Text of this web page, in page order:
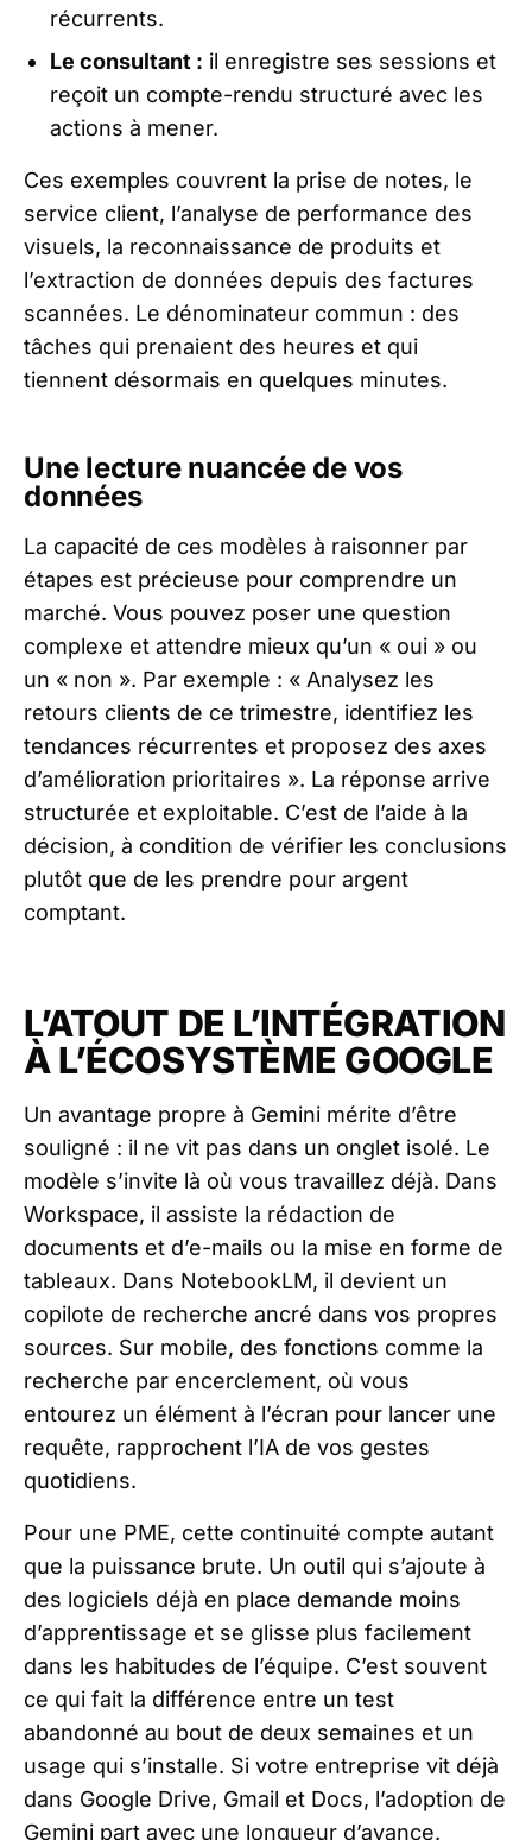
récurrents.
Le consultant : il enregistre ses sessions et
reçoit un compte-rendu structuré avec les
actions à mener.
Ces exemples couvrent la prise de notes, le
service client, l’analyse de performance des
visuels, la reconnaissance de produits et
l’extraction de données depuis des factures
scannées. Le dénominateur commun : des
tâches qui prenaient des heures et qui
tiennent désormais en quelques minutes.
Une lecture nuancée de vos
données
La capacité de ces modèles à raisonner par
étapes est précieuse pour comprendre un
marché. Vous pouvez poser une question
complexe et attendre mieux qu’un « oui » ou
un « non ». Par exemple : « Analysez les
retours clients de ce trimestre, identifiez les
tendances récurrentes et proposez des axes
d’amélioration prioritaires ». La réponse arrive
structurée et exploitable. C’est de l’aide à la
décision, à condition de vérifier les conclusions
plutôt que de les prendre pour argent
comptant.
L’ATOUT DE L’INTÉGRATION
À L’ÉCOSYSTÈME GOOGLE
Un avantage propre à Gemini mérite d’être
souligné : il ne vit pas dans un onglet isolé. Le
modèle s’invite là où vous travaillez déjà. Dans
Workspace, il assiste la rédaction de
documents et d’e-mails ou la mise en forme de
tableaux. Dans NotebookLM, il devient un
copilote de recherche ancré dans vos propres
sources. Sur mobile, des fonctions comme la
recherche par encerclement, où vous
entourez un élément à l’écran pour lancer une
requête, rapprochent l’IA de vos gestes
quotidiens.
Pour une PME, cette continuité compte autant
que la puissance brute. Un outil qui s’ajoute à
des logiciels déjà en place demande moins
d’apprentissage et se glisse plus facilement
dans les habitudes de l’équipe. C’est souvent
ce qui fait la différence entre un test
abandonné au bout de deux semaines et un
usage qui s’installe. Si votre entreprise vit déjà
dans Google Drive, Gmail et Docs, l’adoption de
Gemini part avec une longueur d’avance.